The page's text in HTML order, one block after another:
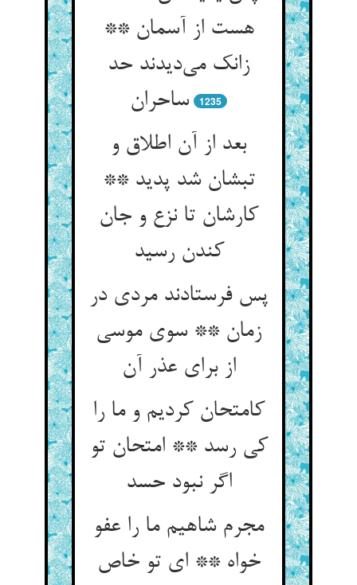
هست از آسمان **
زانک می‌دیدند حد
ساحران
1235
بعد از آن اطلاق و
تبشان شد پدید **
کارشان تا نزع و جان
کندن رسید
پس فرستادند مردی در
زمان ** سوی موسی
از برای عذر آن
کامتحان کردیم و ما را
کی رسد ** امتحان تو
اگر نبود حسد
مجرم شاهیم ما را عفو
خواه ** ای تو خاص